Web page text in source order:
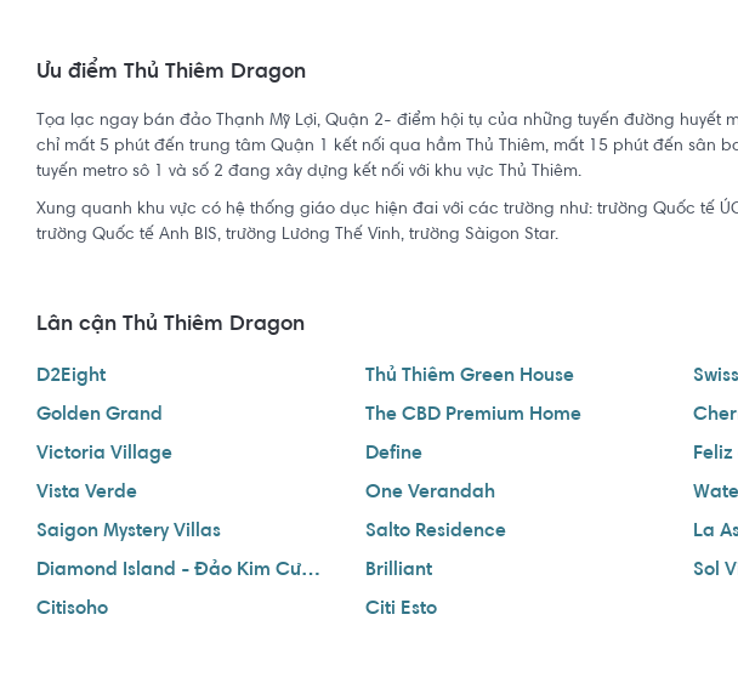
Ưu điểm Thủ Thiêm Dragon
Tọa lạc ngay bán đảo Thạnh Mỹ Lợi, Quận 2- điểm hội tụ của những tuyến đường huyết
chỉ mất 5 phút đến trung tâm Quận 1 kết nối qua hầm Thủ Thiêm, mất 15 phút đến sân
tuyến metro sô 1 và số 2 đang xây dựng kết nối với khu vực Thủ Thiêm.
Xung quanh khu vực có hệ thống giáo dục hiện đai với các trường như: trường Quốc tế
trường Quốc tế Anh BIS, trường Lương Thế Vinh, trường Sàigon Star.
Lân cận Thủ Thiêm Dragon
D2Eight Thủ Thiêm Green House
Golden Grand
The CBD Premium Home
Victoria Village
Define
Vista Verde
One Verandah
Saigon Mystery Villas
Salto Residence
La
Diamond Island - Đảo Kim Cương
Brilliant
Sol
Citisoho
Citi Esto